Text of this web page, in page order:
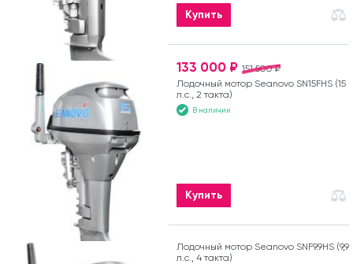
Купить
151 500 ₽
133 000 ₽
Лодочный мотор Seanovo SN15FHS (15
л.с., 2 такта)
В наличии
Купить
Лодочный мотор Seanovo SNF9.9HS (9,9
л.с., 4 такта)